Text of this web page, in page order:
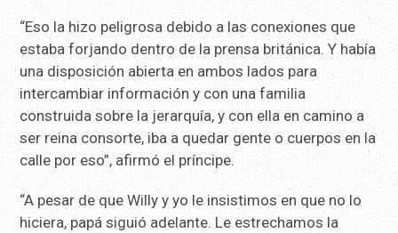
“Eso la hizo peligrosa debido a las conexiones que
estaba forjando dentro de la prensa británica. Y había
una disposición abierta en ambos lados para
intercambiar información y con una familia
construida sobre la jerarquía, y con ella en camino a
ser reina consorte, iba a quedar gente o cuerpos en la
calle por eso”, afirmó el príncipe.
“A pesar de que Willy y yo le insistimos en que no lo
hiciera, papá siguió adelante. Le estrechamos la